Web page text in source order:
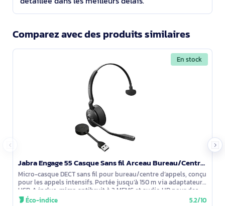
Comparez avec des produits similaires
En stock
Jabra Engage 55 Casque Sans fil Arceau Bureau/Centre d'appels Noir, Titane - 9553-450-111
Micro-casque DECT sans fil pour bureau/centre d’appels, conçu
pour les appels intensifs. Portée jusqu’à 150 m via adaptateur
USB‑A inclus, micro antibruit à 2 MEMS et audio HD pour des
échanges
Éco-indice 5.2/10